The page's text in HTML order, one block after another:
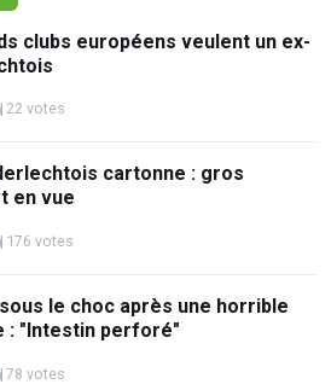
clubs européens veulent un ex-
22 votes
cartonne : gros
en vue
176 votes
le choc après une horrible
: "Intestin perforé"
78 votes